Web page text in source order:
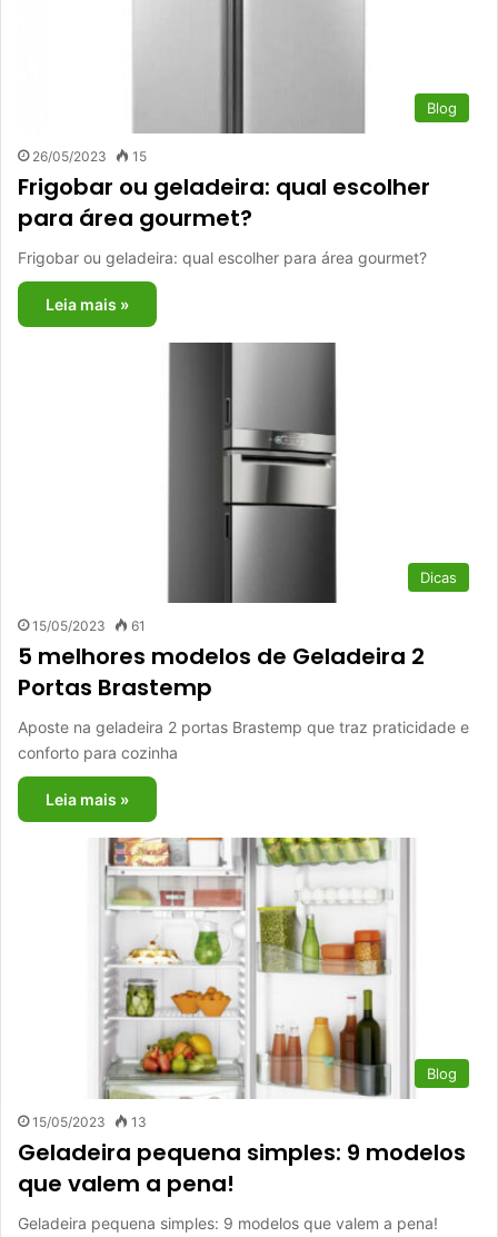
Blog
26/05/2023 15
Frigobar ou geladeira: qual escolher
para área gourmet?
Frigobar ou geladeira: qual escolher para área gourmet?
Leia mais »
Dicas
15/05/2023 61
5 melhores modelos de Geladeira 2
Portas Brastemp
Aposte na geladeira 2 portas Brastemp que traz praticidade e
conforto para cozinha
Leia mais »
Blog
15/05/2023 13
Geladeira pequena simples: 9 modelos
que valem a pena!
Geladeira pequena simples: 9 modelos que valem a pena!